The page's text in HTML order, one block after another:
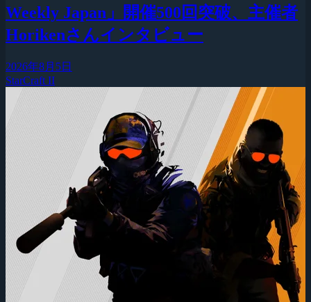
Weekly Japan」開催500回突破、主催者
Horikenさんインタビュー
2026年8月5日
StarCraft II